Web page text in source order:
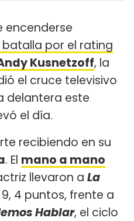
encenderse
batalla por el rating
Kusnetzoff, la
el cruce televisivo
delantera este
el día.
recibiendo en su
. El mano a mano
llevaron a La
4 puntos, frente a
Hablar, el ciclo